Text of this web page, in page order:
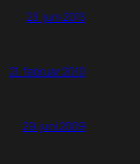
23. juni 2013
21. februar 2010
29. juni 2009